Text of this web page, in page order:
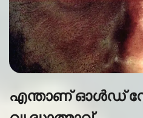
എന്താണ് ഓൾഡ്